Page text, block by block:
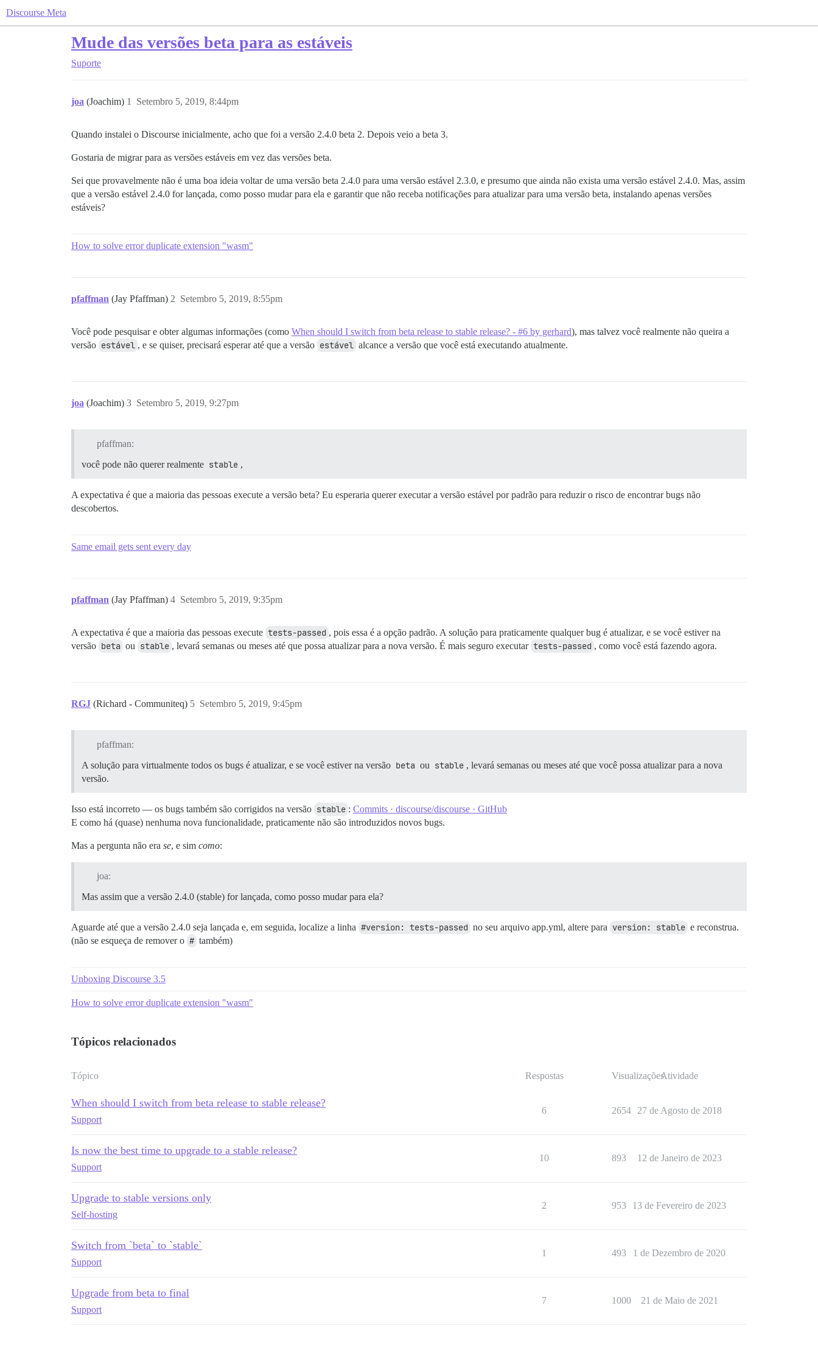
Discourse Meta
Mude das versões beta para as estáveis
Suporte
joa (Joachim) Setembro 5, 2019, 8:44pm
1
Quando instalei o Discourse inicialmente, acho que foi a versão 2.4.0 beta 2. Depois veio a beta 3.
Gostaria de migrar para as versões estáveis em vez das versões beta.
Sei que provavelmente não é uma boa ideia voltar de uma versão beta 2.4.0 para uma versão estável 2.3.0, e presumo que ainda não exista uma versão estável 2.4.0. Mas, assim
que a versão estável 2.4.0 for lançada, como posso mudar para ela e garantir que não receba notificações para atualizar para uma versão beta, instalando apenas versões
estáveis?
How to solve error duplicate extension "wasm"
pfaffman (Jay Pfaffman) Setembro 5, 2019, 8:55pm
2
Você pode pesquisar e obter algumas informações (como When should I switch from beta release to stable release? - #6 by gerhard), mas talvez você realmente não queira a
versão estável , e se quiser, precisará esperar até que a versão estável alcance a versão que você está executando atualmente.
joa (Joachim) Setembro 5, 2019, 9:27pm
3
pfaffman:
você pode não querer realmente stable ,
A expectativa é que a maioria das pessoas execute a versão beta? Eu esperaria querer executar a versão estável por padrão para reduzir o risco de encontrar bugs não
descobertos.
Same email gets sent every day
pfaffman (Jay Pfaffman) Setembro 5, 2019, 9:35pm
4
A expectativa é que a maioria das pessoas execute tests-passed , pois essa é a opção padrão. A solução para praticamente qualquer bug é atualizar, e se você estiver na
versão beta ou stable , levará semanas ou meses até que possa atualizar para a nova versão. É mais seguro executar tests-passed , como você está fazendo agora.
RGJ (Richard - Communiteq) Setembro 5, 2019, 9:45pm
5
pfaffman:
A solução para virtualmente todos os bugs é atualizar, e se você estiver na versão beta ou stable , levará semanas ou meses até que você possa atualizar para a nova
versão.
Isso está incorreto — os bugs também são corrigidos na versão stable : Commits · discourse/discourse · GitHub
E como há (quase) nenhuma nova funcionalidade, praticamente não são introduzidos novos bugs.
Mas a pergunta não era se, e sim como:
joa:
Mas assim que a versão 2.4.0 (stable) for lançada, como posso mudar para ela?
Aguarde até que a versão 2.4.0 seja lançada e, em seguida, localize a linha #version: tests-passed no seu arquivo app.yml, altere para version: stable e reconstrua.
(não se esqueça de remover o # também)
Unboxing Discourse 3.5
How to solve error duplicate extension "wasm"
Tópicos relacionados
Tópico Respostas VisualizaçõesAtividade
When should I switch from beta release to stable release?
Support
6 2654 27 de Agosto de 2018
Is now the best time to upgrade to a stable release?
Support
10 893 12 de Janeiro de 2023
Upgrade to stable versions only
Self-hosting
2 953 13 de Fevereiro de 2023
Switch from `beta` to `stable`
Support
1 493 1 de Dezembro de 2020
Upgrade from beta to final
Support
7 1000 21 de Maio de 2021